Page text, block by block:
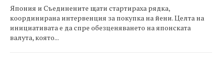
Япония и Съединените щати стартираха рядка,
координирана интервенция за покупка на йени. Целта на
инициативата е да спре обезценяването на японската
валута, която...